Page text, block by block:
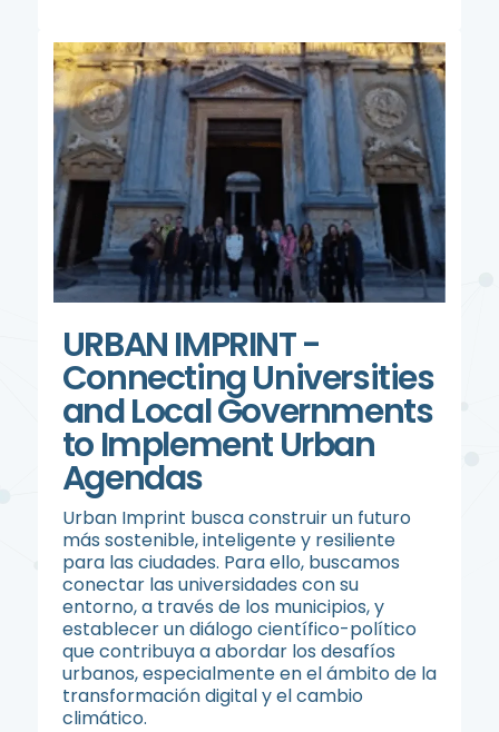
URBAN IMPRINT -
Connecting Universities
and Local Governments
to Implement Urban
Agendas
Urban Imprint busca construir un futuro
más sostenible, inteligente y resiliente
para las ciudades. Para ello, buscamos
conectar las universidades con su
entorno, a través de los municipios, y
establecer un diálogo científico-político
que contribuya a abordar los desafíos
urbanos, especialmente en el ámbito de la
transformación digital y el cambio
climático.